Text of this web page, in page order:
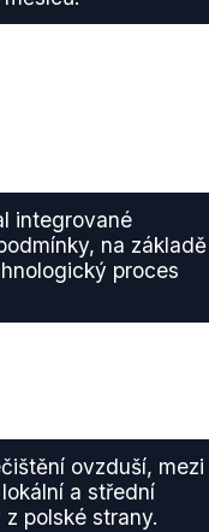
integrované
na základě
proces
ovzduší, mezi
a střední
polské strany.